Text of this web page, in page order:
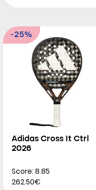
-25%
Adidas Cross It Ctrl
2026
Score: 8.85
262.50€